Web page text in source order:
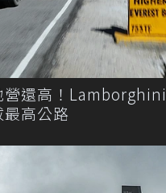
營還高！
高公路